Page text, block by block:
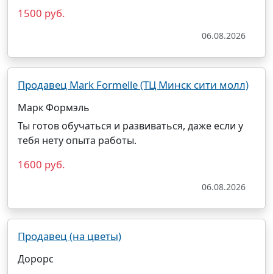
1500 руб.
06.08.2026
Продавец Мark Formelle (ТЦ Минск сити молл)
Марк Формэль
Ты готов обучаться и развиваться, даже если у
тебя нету опыта работы.
1600 руб.
06.08.2026
Продавец (на цветы)
Дорорс